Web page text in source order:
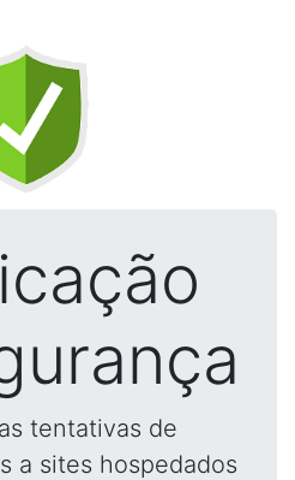
tentativas de
a sites hospedados